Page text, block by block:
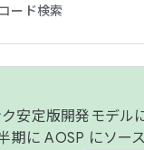
ード検索
安定版開発モデル
期に AOSP にソー